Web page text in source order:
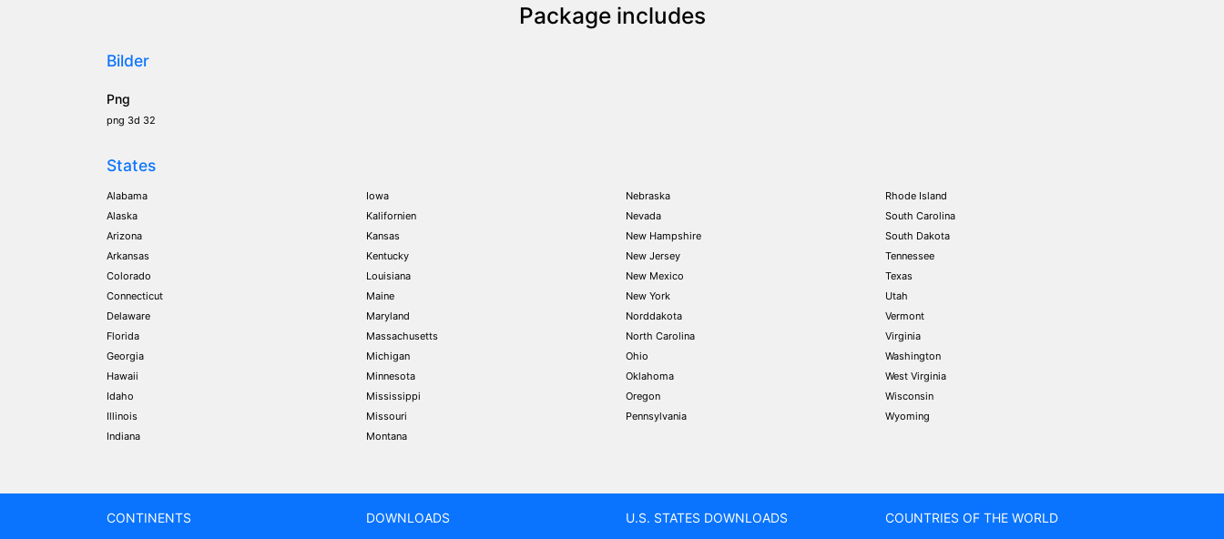
Package includes
Bilder
Png
png 3d 32
States
Alabama
Alaska
Arizona
Arkansas
Colorado
Connecticut
Delaware
Florida
Georgia
Hawaii
Idaho
Illinois
Indiana
Iowa
Kalifornien
Kansas
Kentucky
Louisiana
Maine
Maryland
Massachusetts
Michigan
Minnesota
Mississippi
Missouri
Montana
Nebraska
Nevada
New Hampshire
New Jersey
New Mexico
New York
Norddakota
North Carolina
Ohio
Oklahoma
Oregon
Pennsylvania
Rhode Island
South Carolina
South Dakota
Tennessee
Texas
Utah
Vermont
Virginia
Washington
West Virginia
Wisconsin
Wyoming
CONTINENTS DOWNLOADS U.S. STATES DOWNLOADS COUNTRIES OF THE WORLD